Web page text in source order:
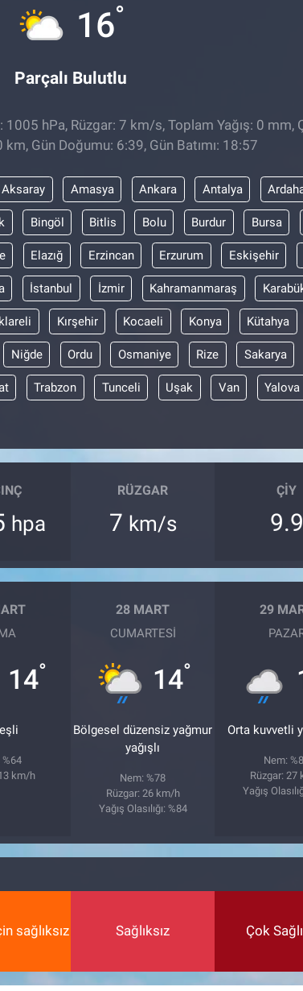
16°
Parçalı Bulutlu
1005 hPa, Rüzgar: 7 km/s, Toplam Yağış: 0 mm,
Gün Doğumu: 6:39, Gün Batımı: 18:57
Aksaray Amasya Ankara Antalya
Bingöl Bitlis Bolu Burdur Bursa
Elazığ Erzincan Erzurum Eskişehir
İstanbul İzmir Kahramanmaraş
Kırşehir Kocaeli Konya Kütahya
Niğde Ordu Osmaniye Rize Sakarya
Trabzon Tunceli Uşak Van Yalova
hpa
RÜZGAR
7 km/s
ÇIY
9.9
14°
%64
km/h
28 MART
CUMARTESI
14°
Bölgesel düzensiz yağmur
yağışlı
Nem: %78
Rüzgar: 26 km/h
Yağış Olasılığı: %84
29
Orta kuvvetli
Nem:
Rüzgar: 27
Yağış
sağlıksız Sağlıksız Çok